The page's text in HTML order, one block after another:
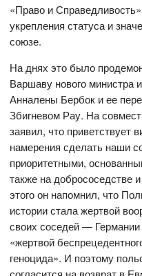
«Право и
укрепления статуса и
союзе.
На днях это было
Варшаву нового министра
Анналены Бербок и ее
Збигневом Рау. На
заявил, что приветствует
намерения сделать наши
приоритетными,
также на добрососедстве
этого он напомнил, что
истории стала жертвой
своих соседей —
«жертвой
геноцида». И поэтому